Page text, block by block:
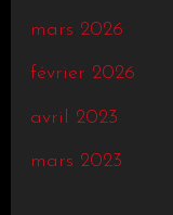
mars 2026
février 2026
avril 2023
mars 2023